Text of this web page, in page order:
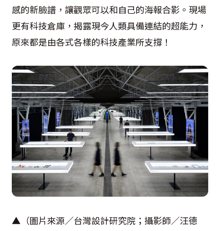
感的新臉譜，讓觀眾可以和自己的海報合影。現場
更有科技倉庫，揭露現今人類具備連結的超能力，
原來都是由各式各樣的科技產業所支撐！
▲（圖片來源／台灣設計研究院；攝影師／汪德